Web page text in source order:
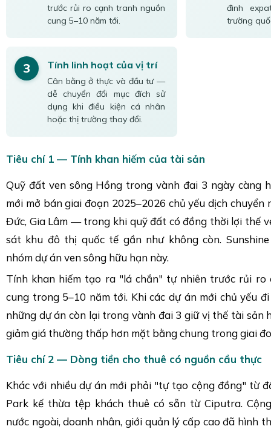
trước rủi ro cạnh tranh nguồn
cung 5–10 năm tới.
đình
trường
3 Tính linh hoạt của vị trí
Cân bằng ở thực và đầu tư —
dễ chuyển đổi mục đích sử
dụng khi điều kiện cá nhân
hoặc thị trường thay đổi.
Tiêu chí 1 — Tính khan hiếm của tài sản
Quỹ đất ven sông Hồng trong vành đai 3 ngày càng
mới mở bán giai đoạn 2025–2026 chủ yếu dịch
Đức, Gia Lâm — trong khi quỹ đất có đồng thời lợi thế
sát khu đô thị quốc tế gần như không còn.
nhóm dự án ven sông hữu hạn này.
Tính khan hiếm tạo ra "lá chắn" tự nhiên trước rủi ro
cung trong 5–10 năm tới. Khi các dự án mới chủ yếu
những dự án còn lại trong vành đai 3 giữ vị thế tài sản
giảm giá thường thấp hơn mặt bằng chung trong giai
Tiêu chí 2 — Dòng tiền cho thuê có nguồn cầu thực
Khác với nhiều dự án mới phải "tự tạo cộng đồng" từ
Park kế thừa tệp khách thuê có sẵn từ Ciputra.
nước ngoài, doanh nhân, giới quản lý cấp cao đã hình